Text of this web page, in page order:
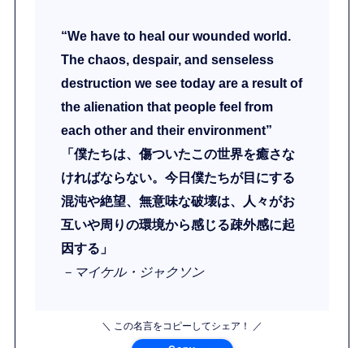
“We have to heal our wounded world.
The chaos, despair, and senseless
destruction we see today are a result of
the alienation that people feel from
each other and their environment”
「僕たちは、傷ついたこの世界を癒さな
ければならない。今日僕たちが目にする
混沌や絶望、無意味な破壊は、人々がお
互いや周りの環境から感じる疎外感に起
因する」
－マイケル・ジャクソン
＼ この名言をコピーしてシェア！ ／